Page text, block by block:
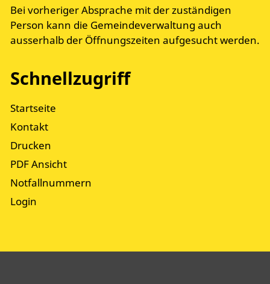
Bei vorheriger Absprache mit der zuständigen
Person kann die Gemeindeverwaltung auch
ausserhalb der Öffnungszeiten aufgesucht werden.
Schnellzugriff
Startseite
Kontakt
Drucken
PDF Ansicht
Notfallnummern
Login